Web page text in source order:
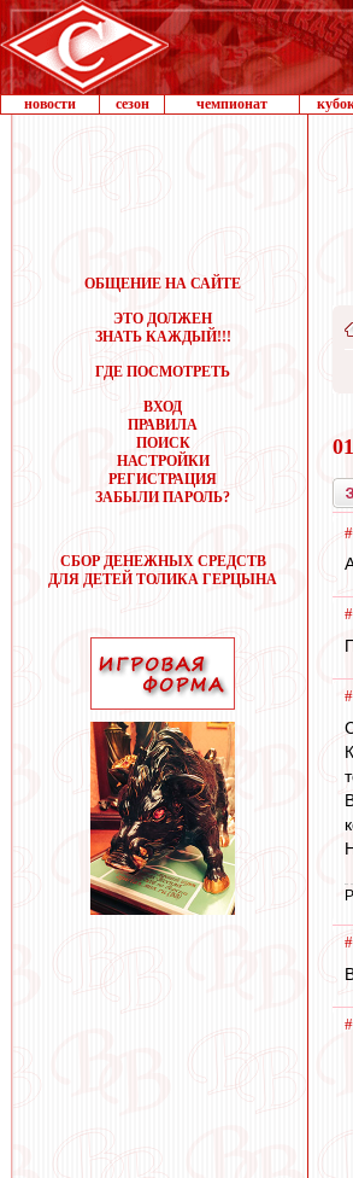
новости сезон чемпионат
ОБЩЕНИЕ НА САЙТЕ
ЭТО ДОЛЖЕН
ЗНАТЬ КАЖДЫЙ!!!
ГДЕ ПОСМОТРЕТЬ
ВХОД
ПРАВИЛА
ПОИСК
НАСТРОЙКИ
РЕГИСТРАЦИЯ
ЗАБЫЛИ ПАРОЛЬ?
СБОР ДЕНЕЖНЫХ СРЕДСТВ
ДЛЯ ДЕТЕЙ ТОЛИКА ГЕРЦЫНА
#
#
#
#
#